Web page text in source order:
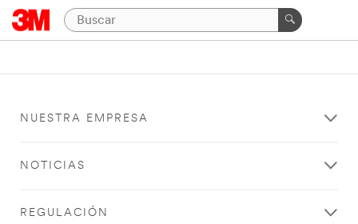
NUESTRA EMPRESA
NOTICIAS
REGULACIÓN